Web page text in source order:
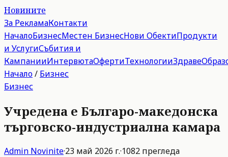
Новините
За РекламаКонтакти
НачалоБизнесМестен БизнесНови ОбектиПродукти
и УслугиСъбития и
КампанииИнтервютаОфертиТехнологииЗдраве
Начало/ Бизнес
Бизнес
Учредена е Българо-македонска
търговско-индустриална камара
Admin Novinite·23 май 2026 г.·1082 прегледа